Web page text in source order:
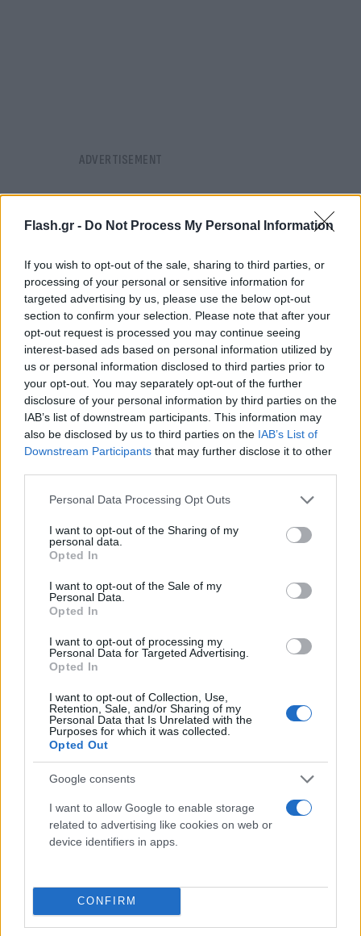
Flash.gr - Do Not Process My Personal Information
If you wish to opt-out of the sale, sharing to third parties, or
processing of your personal or sensitive information for
targeted advertising by us, please use the below opt-out
section to confirm your selection. Please note that after your
opt-out request is processed you may continue seeing
interest-based ads based on personal information utilized by
us or personal information disclosed to third parties prior to
your opt-out. You may separately opt-out of the further
disclosure of your personal information by third parties on the
IAB’s list of downstream participants. This information may
also be disclosed by us to third parties on the IAB’s List of
Downstream Participants that may further disclose it to other
Please note that this website/app uses one or more Google
not limited to your visit or usage behaviour. You may click to
grant or deny consent to Google and its third-party tags to
use your data for below specified purposes in below Google
consent section.
Personal Data Processing Opt Outs
I want to opt-out of the Sharing of my
personal data.
Opted In
I want to opt-out of the Sale of my
Personal Data.
Opted In
I want to opt-out of processing my
Personal Data for Targeted Advertising.
Opted In
I want to opt-out of Collection, Use,
Retention, Sale, and/or Sharing of my
Personal Data that Is Unrelated with the
Purposes for which it was collected.
Opted Out
Google consents
I want to allow Google to enable storage
related to advertising like cookies on web or
device identifiers in apps.
CONFIRM
Κατέληξε, λέγοντας πως στελέχη από τη δίωξη
ηλεκτρονικού εγκλήματος με εντολή του ανακριτή
Λάρισας πήραν τους σκληρούς δίσκους από το
σύστημα καταγραφής.
Η συνέντευξη του Παναγιώτη Τερεζάκη στο
ραδιόφωνο του ΣΚΑΪ